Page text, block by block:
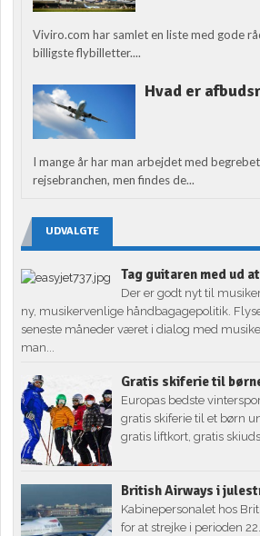
Viviro.com har samlet en liste med gode
billigste flybilletter....
Hvad er
I mange år har man arbejdet med
rejsebranchen, men findes de...
UDVALGTE
Tag guitaren med ud
Der er godt nyt til
ny, musikervenlige håndbagagepolitik.
seneste måneder været i dialog med
man...
Gratis skiferie til
Europas bedste
gratis skiferie til et børn
gratis liftkort, gratis
British Airways i
Kabinepersonalet hos
for at strejke i perioden